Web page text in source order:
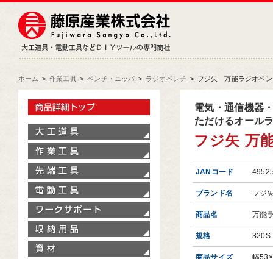
ホーム > 作業工具 > ペンチ・ニッパ > ラジオペンチ > フジ矢 万能ラジオペ
電気・通信機器
ただけるオール
フジ矢 万
JANコード
ブランド名 フジ
商品名 万能
規格
商品サイズ
幅
製品情報トップ
ワークサポート